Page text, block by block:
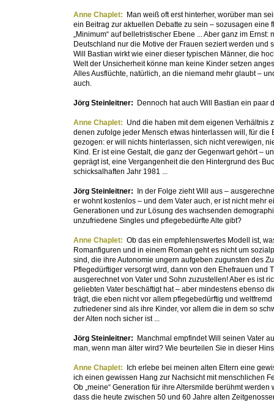
Anne Chaplet:
Man weiß oft erst hinterher, worüber man
ein Beitrag zur aktuellen Debatte zu sein – sozusagen eine
„Minimum“ auf belletristischer Ebene ... Aber ganz im
Deutschland nur die Motive der Frauen seziert werden
Will Bastian wirkt wie einer dieser typischen Männer, die
Welt der Unsicherheit könne man keine Kinder setzen
Alles Ausflüchte, natürlich, an die niemand mehr glaubt –
auch.
Jörg Steinleitner: Dennoch hat auch Will Bastian ein paar
Anne Chaplet: Und die haben mit dem eigenen Verhältnis
denen zufolge jeder Mensch etwas hinterlassen will, für
gezogen: er will nichts hinterlassen, sich nicht verewigen,
Kind. Er ist eine Gestalt, die ganz der Gegenwart gehört –
geprägt ist, eine Vergangenheit die den Hintergrund des
schicksalhaften Jahr 1981 ...
Jörg Steinleitner:
In der Folge zieht Will aus –
er wohnt kostenlos – und dem Vater auch, er ist nicht mehr
Generationen und zur Lösung des wachsenden
unzufriedene Singles und pflegebedürfte Alte gibt?
Anne Chaplet: Ob das ein empfehlenswertes Modell ist,
Romanfiguren und in einem Roman geht es nicht um
sind, die ihre Autonomie ungern aufgeben zugunsten des
Pflegedürftiger versorgt wird, dann von den Ehefrauen und
ausgerechnet von Vater und Sohn zuzustellen! Aber es ist
geliebten Vater beschäftigt hat – aber mindestens ebenso
trägt, die eben nicht vor allem pflegebedürftig und
zufriedener sind als ihre Kinder, vor allem die in dem so
der Alten noch sicher ist ...
Jörg Steinleitner:
Manchmal empfindet Will seinen Vater
man, wenn man älter wird? Wie beurteilen Sie in dieser
Anne Chaplet:
Ich erlebe bei meinen alten Eltern eine
ich einen gewissen Hang zur Nachsicht mit menschlichen
Ob „meine“ Generation für ihre Altersmilde berühmt
dass die heute zwischen 50 und 60 Jahre alten